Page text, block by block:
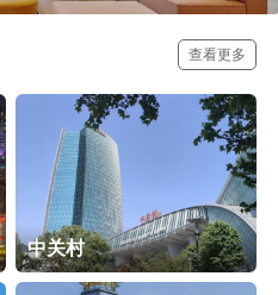
查看更多
中关村